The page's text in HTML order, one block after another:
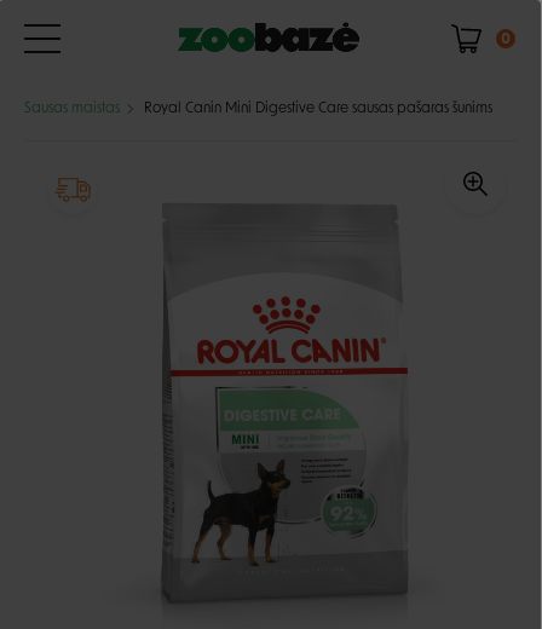
0
Sausas maistas Royal Canin Mini Digestive Care sausas pašaras šunims